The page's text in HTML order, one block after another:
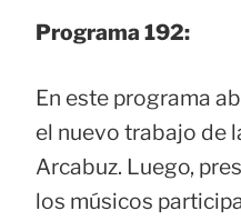
Programa 192:
En este programa
el nuevo trabajo de
Arcabuz. Luego,
los músicos